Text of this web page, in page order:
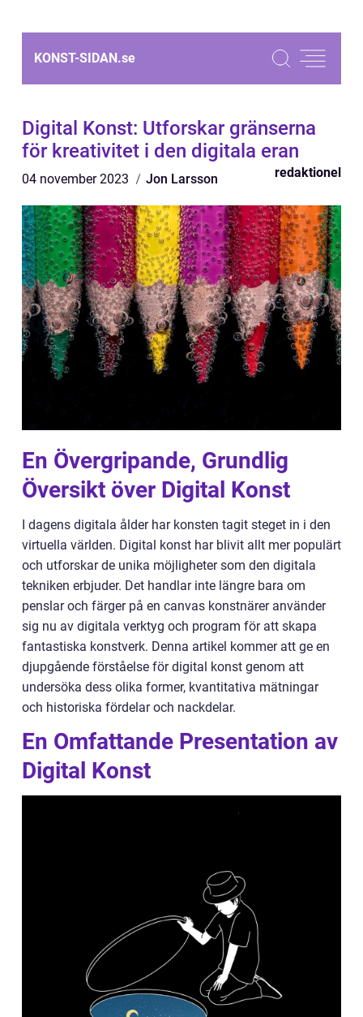
KONST-SIDAN.se
Digital Konst: Utforskar gränserna
för kreativitet i den digitala eran
04 november 2023 Jon Larsson redaktionel
En Övergripande, Grundlig
Översikt över Digital Konst
I dagens digitala ålder har konsten tagit steget in i den
virtuella världen. Digital konst har blivit allt mer populärt
och utforskar de unika möjligheter som den digitala
tekniken erbjuder. Det handlar inte längre bara om
penslar och färger på en canvas konstnärer använder
sig nu av digitala verktyg och program för att skapa
fantastiska konstverk. Denna artikel kommer att ge en
djupgående förståelse för digital konst genom att
undersöka dess olika former, kvantitativa mätningar
och historiska fördelar och nackdelar.
En Omfattande Presentation av
Digital Konst